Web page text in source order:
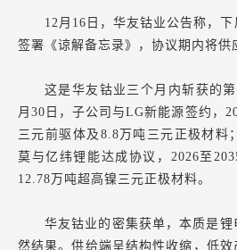
12月16日，华友钴业公告称，
签署《谅解备忘录》，协议期内将供
这是华友钴业三个月内斩获的
月30日，子公司与LG新能源签约，
三元前驱体及8.8万吨三元正极材料
莫与亿纬锂能达成协议，2026至
12.78万吨超高镍三元正极材料。
华友钴业的密集获单，本质是
然结果。供给端呈结构性收缩，低